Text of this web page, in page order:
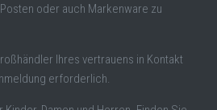
oder auch Markenware zu
Ihres vertrauens in Kontakt
erforderlich.